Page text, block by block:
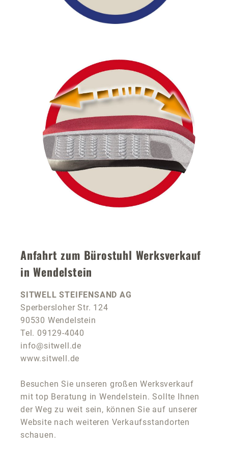
Anfahrt zum Bürostuhl Werksverkauf
in Wendelstein
SITWELL STEIFENSAND AG
Sperbersloher Str. 124
90530 Wendelstein
Tel. 09129-4040
info@sitwell.de
www.sitwell.de
Besuchen Sie unseren großen Werksverkauf
mit top Beratung in Wendelstein. Sollte Ihnen
der Weg zu weit sein, können Sie auf unserer
Website nach weiteren Verkaufsstandorten
schauen.